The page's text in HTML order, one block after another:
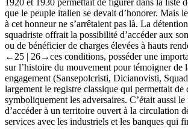
1920 et 1930 permettait de figurer dans la liste
que le peuple italien se devait d’honorer. Mais
à cet honneur ne s’arrêtaient pas là. La
squadriste offrait la possibilité d’accéder aux
ou de bénéficier de charges élevées à hauts
←25 | 26→ces conditions, posséder une
sur l’histoire du mouvement pour témoigner de
engagement (Sansepolcristi, Dicianovisti,
largement le registre classique qui permettait de
symboliquement les adversaires. C’était aussi
d’accéder à un territoire ouvert à la circulation
services avec les industriels et les banques qui